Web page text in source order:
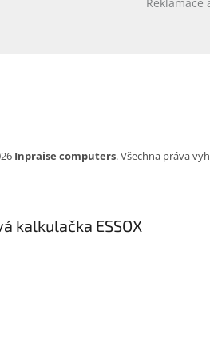
Inpraise computers. Všechna práva
kalkulačka ESSOX